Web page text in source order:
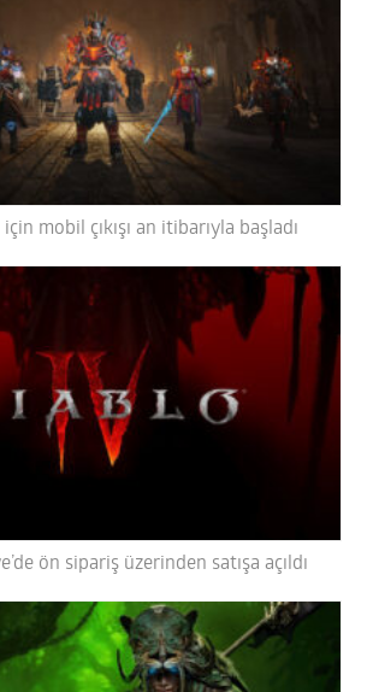
mobil çıkışı an itibarıyla başladı
ön sipariş üzerinden satışa açıldı